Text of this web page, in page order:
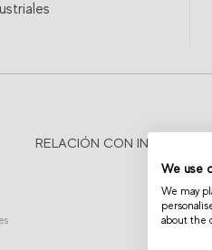
RELACIÓN CON
We use
We may
about the